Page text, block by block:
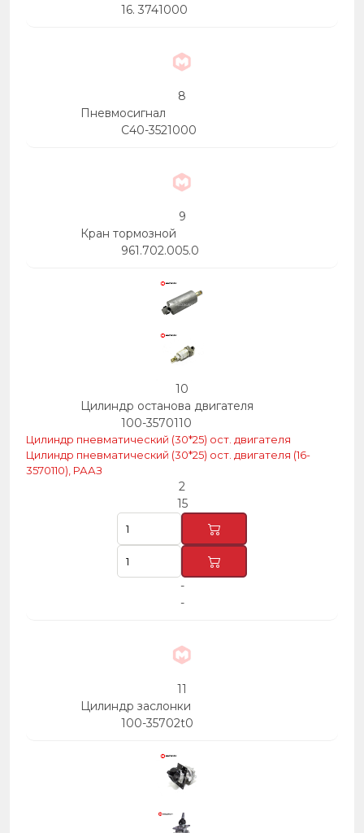
16. 3741000
8
Пневмосигнал
С40-3521000
9
Кран тормозной
961.702.005.0
10
Цилиндр останова двигателя
100-3570110
Цилиндр пневматический (30*25) ост. двигателя
Цилиндр пневматический (30*25) ост. двигателя (16-
3570110), РААЗ
2
15
-
-
11
Цилиндр заслонки
100-35702t0